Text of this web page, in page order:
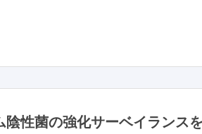
性菌の強化サーベイランス